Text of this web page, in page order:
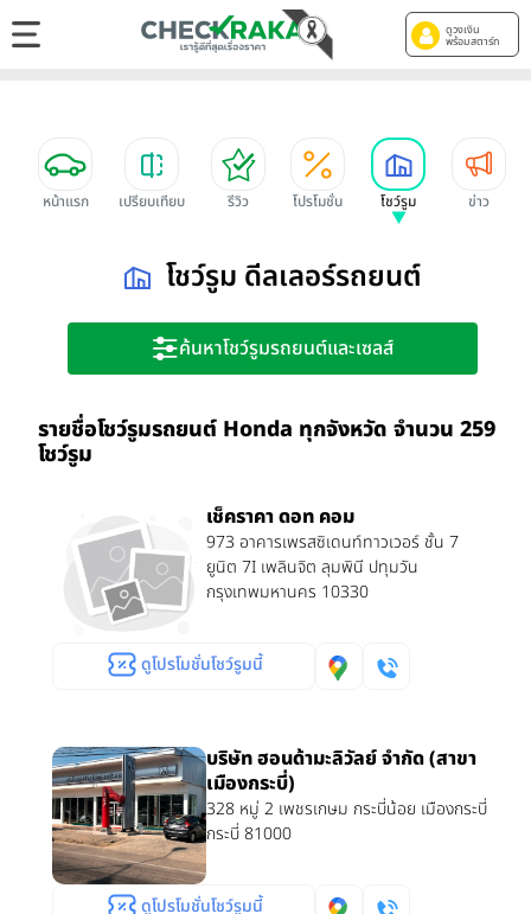
ดูวงเงิน
พร้อมสตาร์ท
หน้าแรก เปรียบเทียบ รีวิว โปรโมชั่น โชว์รูม ข่าว
โชว์รูม ดีลเลอร์รถยนต์
ค้นหาโชว์รูมรถยนต์และเซลส์
รายชื่อโชว์รูมรถยนต์ Honda ทุกจังหวัด จำนวน 259
โชว์รูม
เช็คราคา ดอท คอม
973 อาคารเพรสซิเดนท์ทาวเวอร์ ชั้น 7
ยูนิต 7I เพลินจิต ลุมพินี ปทุมวัน
กรุงเทพมหานคร 10330
ดูโปรโมชั่นโชว์รูมนี้
บริษัท ฮอนด้ามะลิวัลย์ จำกัด (สาขา
เมืองกระบี่)
328 หมู่ 2 เพชรเกษม กระบี่น้อย เมืองกระบี่
กระบี่ 81000
ดูโปรโมชั่นโชว์รูมนี้